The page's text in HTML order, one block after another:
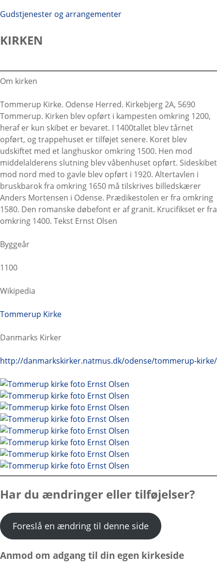
i
…
Gudstjenester og arrangementer
KIRKEN
Om kirken
Tommerup Kirke. Odense Herred. Kirkebjerg 2A, 5690
Tommerup. Kirken blev opført i kampesten omkring 1200,
heraf er kun skibet er bevaret. I 1400tallet blev tårnet
opført, og trappehuset er tilføjet senere. Koret blev
udskiftet med et langhuskor omkring 1500. Hen mod
middelalderens slutning blev våbenhuset opført. Sideskibet
mod nord med to gavle blev opført i 1920. Altertavlen i
bruskbarok fra omkring 1650 må tilskrives billedskærer
Anders Mortensen i Odense. Prædikestolen er fra omkring
1580. Den romanske døbefont er af granit. Krucifikset er fra
omkring 1400. Tekst Ernst Olsen
Byggeår
1100
Wikipedia
Tommerup Kirke
Danmarks Kirker
http://danmarkskirker.natmus.dk/odense/tommerup-kirke/
Har du ændringer eller tilføjelser?
Foreslå en ændring til denne side
Anmod om adgang til din egen kirkeside